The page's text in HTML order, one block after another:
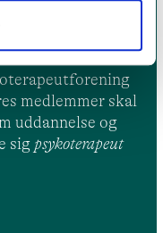
medlemmer skal
uddannelse og
sig psykoterapeut